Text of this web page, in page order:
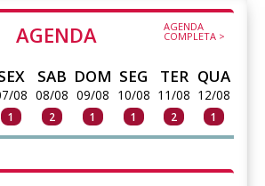
AGENDA AGENDA
COMPLETA >
08
1
SAB
08/08
2
DOM
09/08
1
SEG
10/08
1
TER
11/08
2
QUA
12/08
1